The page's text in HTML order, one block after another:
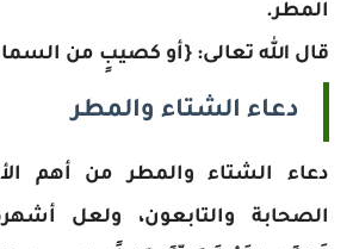
المطر.
قال الله تعالى: {أو كصيبٍ من
دعاء الشتاء والمطر
دعاء الشتاء والمطر من أهم
الصحابة والتابعون، ولعل